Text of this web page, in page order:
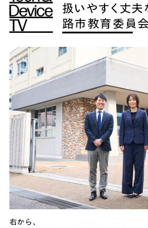
扱いやすく丈
路市教育委員会
右から、